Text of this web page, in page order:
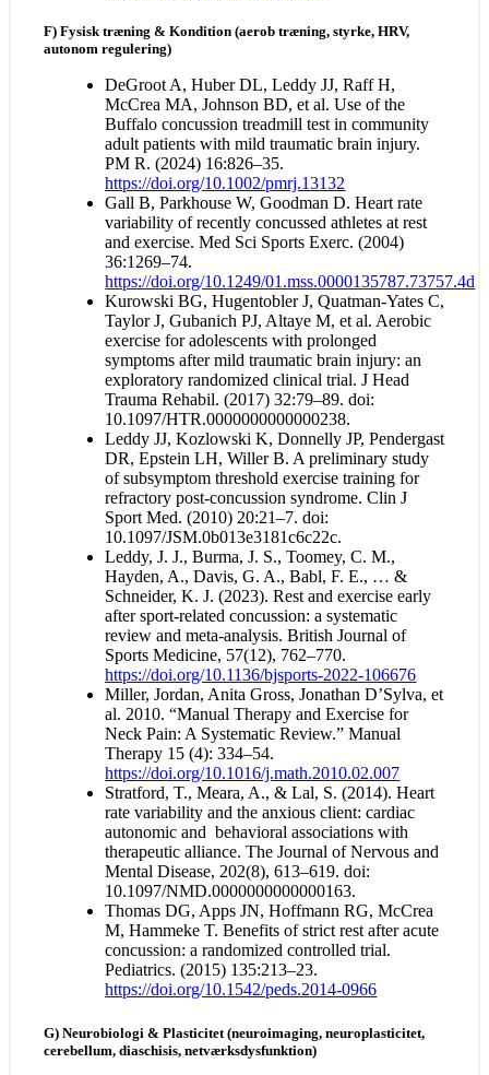
F) Fysisk træning & Kondition (aerob træning, styrke, HRV,
autonom regulering)
DeGroot A, Huber DL, Leddy JJ, Raff H,
McCrea MA, Johnson BD, et al. Use of the
Buffalo concussion treadmill test in community
adult patients with mild traumatic brain injury.
PM R. (2024) 16:826–35.
https://doi.org/10.1002/pmrj.13132
Gall B, Parkhouse W, Goodman D. Heart rate
variability of recently concussed athletes at rest
and exercise. Med Sci Sports Exerc. (2004)
36:1269–74.
https://doi.org/10.1249/01.mss.0000135787.73757.4d
Kurowski BG, Hugentobler J, Quatman-Yates C,
Taylor J, Gubanich PJ, Altaye M, et al. Aerobic
exercise for adolescents with prolonged
symptoms after mild traumatic brain injury: an
exploratory randomized clinical trial. J Head
Trauma Rehabil. (2017) 32:79–89. doi:
10.1097/HTR.0000000000000238.
Leddy JJ, Kozlowski K, Donnelly JP, Pendergast
DR, Epstein LH, Willer B. A preliminary study
of subsymptom threshold exercise training for
refractory post-concussion syndrome. Clin J
Sport Med. (2010) 20:21–7. doi:
10.1097/JSM.0b013e3181c6c22c.
Leddy, J. J., Burma, J. S., Toomey, C. M.,
Hayden, A., Davis, G. A., Babl, F. E., … &
Schneider, K. J. (2023). Rest and exercise early
after sport-related concussion: a systematic
review and meta-analysis. British Journal of
Sports Medicine, 57(12), 762–770.
https://doi.org/10.1136/bjsports-2022-106676
Miller, Jordan, Anita Gross, Jonathan D’Sylva, et
al. 2010. “Manual Therapy and Exercise for
Neck Pain: A Systematic Review.” Manual
Therapy 15 (4): 334–54.
https://doi.org/10.1016/j.math.2010.02.007
Stratford, T., Meara, A., & Lal, S. (2014). Heart
rate variability and the anxious client: cardiac
autonomic and behavioral associations with
therapeutic alliance. The Journal of Nervous and
Mental Disease, 202(8), 613–619. doi:
10.1097/NMD.0000000000000163.
Thomas DG, Apps JN, Hoffmann RG, McCrea
M, Hammeke T. Benefits of strict rest after acute
concussion: a randomized controlled trial.
Pediatrics. (2015) 135:213–23.
https://doi.org/10.1542/peds.2014-0966
G) Neurobiologi & Plasticitet (neuroimaging, neuroplasticitet,
cerebellum, diaschisis, netværksdysfunktion)